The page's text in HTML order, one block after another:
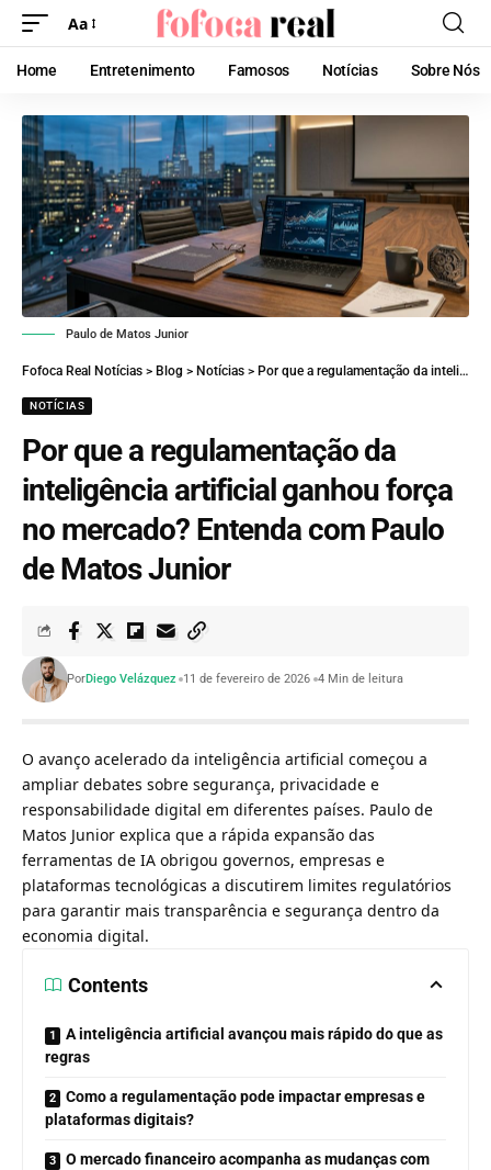
Aa
Home Entretenimento Famosos Notícias Sobre Nós
Paulo de Matos Junior
Fofoca Real Notícias > Blog > Notícias > Por que a regulamentação da inteligência artificial ganhou força no mercado? Entenda com Paulo de Matos Junior
NOTÍCIAS
Por que a regulamentação da
inteligência artificial ganhou força
no mercado? Entenda com Paulo
de Matos Junior
PorDiego Velázquez 11 de fevereiro de 2026 4 Min de leitura
O avanço acelerado da inteligência artificial começou a
ampliar debates sobre segurança, privacidade e
responsabilidade digital em diferentes países. Paulo de
Matos Junior explica que a rápida expansão das
ferramentas de IA obrigou governos, empresas e
plataformas tecnológicas a discutirem limites regulatórios
para garantir mais transparência e segurança dentro da
economia digital.
Contents
A inteligência artificial avançou mais rápido do que as
regras
Como a regulamentação pode impactar empresas e
plataformas digitais?
O mercado financeiro acompanha as mudanças com